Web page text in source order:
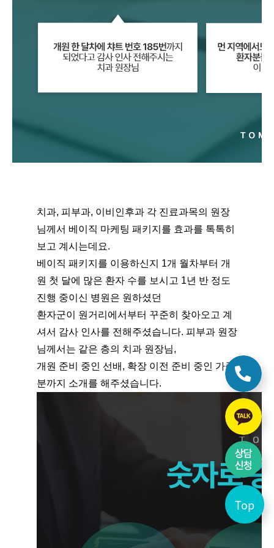
치과, 피부과, 이비인후과 각 진료과목의 원장
님께서 베이직 마케팅 패키지를 효과를 톡톡히
보고 계시는데요.
베이직 패키지를 이용하신지 1개 월차부터 개
원 첫 달에 많은 환자 수를 보시고 1년 반 정도
진행 중이신 병원은 원하셨던
환자군이 원거리에서부터 꾸준히 찾아오고 계
셔서 감사 인사를 전해주셨습니다. 피부과 원장
님께서는 같은 층의 치과 원장님,
개원 준비 중인 선배, 확장 이전 준비 중인 가족
분까지 소개를 해주셨습니다.
Top